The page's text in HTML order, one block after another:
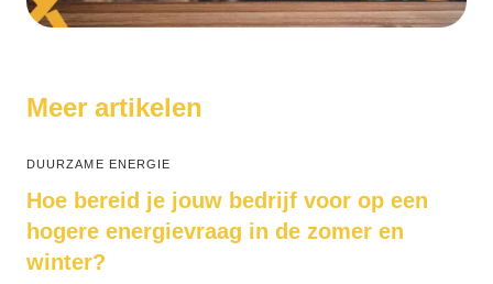
Meer artikelen
DUURZAME ENERGIE
Hoe bereid je jouw bedrijf voor op een
hogere energievraag in de zomer en
winter?